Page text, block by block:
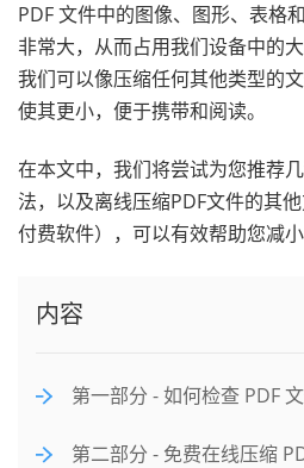
PDF 文件中的图像、图形、表格
非常大，从而占用我们设备中的
我们可以像压缩任何其他类型的文
使其更小，便于携带和阅读。
在本文中，我们将尝试为您推荐
法，以及离线压缩PDF文件的其
付费软件），可以有效帮助您减
内容
第一部分 - 如何检查 PDF
第二部分 - 免费在线压缩